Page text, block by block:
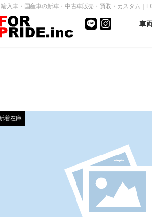
入車・国産車の新車・中古車販売・買取・カスタム｜
車
着在庫